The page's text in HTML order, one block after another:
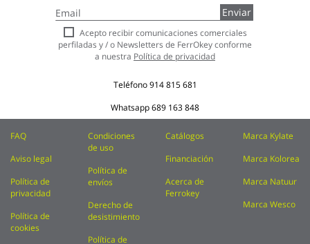
a
nuestro
boletín
de
Enviar
Acepto recibir comunicaciones comerciales
perfiladas y / o Newsletters de FerrOkey conforme
a nuestra Política de privacidad
Teléfono914 815 681
Whatsapp689 163 848
FAQ
Aviso legal
Política de
privacidad
Política de
cookies
Condiciones
de uso
Política de
envíos
Derecho de
desistimiento
Política de
Catálogos
Financiación
Acerca de
Ferrokey
Marca Kylate
Marca Kolorea
Marca Natuur
Marca Wesco